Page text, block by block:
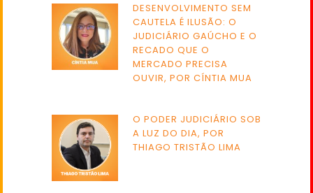
DESENVOLVIMENTO SEM
CAUTELA É ILUSÃO: O
JUDICIÁRIO GAÚCHO E O
RECADO QUE O
MERCADO PRECISA
OUVIR, POR CÍNTIA MUA
O PODER JUDICIÁRIO SOB
A LUZ DO DIA, POR
THIAGO TRISTÃO LIMA